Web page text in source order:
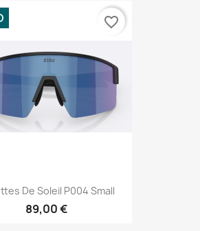
De Soleil P004 Small
89,00 €
favorite_border